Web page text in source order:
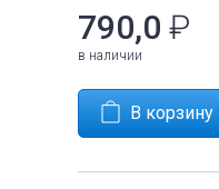
790,0 ₽
в наличии